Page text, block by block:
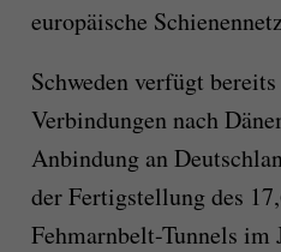
europäische
Schweden verfügt
Verbindungen nach
Anbindung an
der Fertigstellung des
Fehmarnbelt-Tunnels im